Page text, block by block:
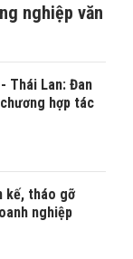
nghiệp văn
Thái Lan: Đan
hợp tác
kế, tháo gỡ
nghiệp